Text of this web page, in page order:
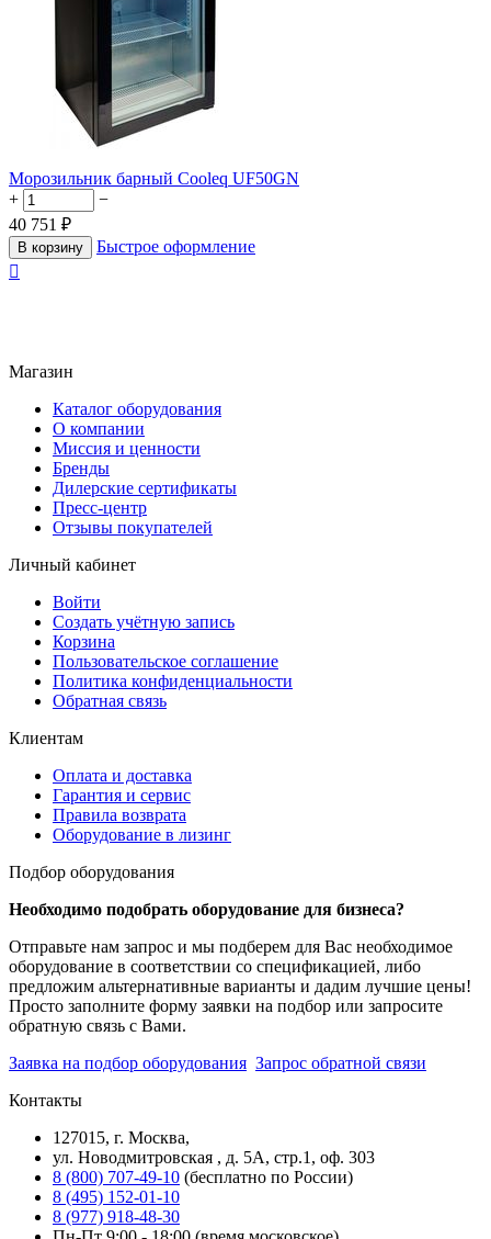
Морозильник барный Cooleq UF50GN
+
−
40 751 ₽
В корзину
Быстрое оформление

Магазин
Каталог оборудования
О компании
Миссия и ценности
Бренды
Дилерские сертификаты
Пресс-центр
Отзывы покупателей
Личный кабинет
Войти
Создать учётную запись
Корзина
Пользовательское соглашение
Политика конфиденциальности
Обратная связь
Клиентам
Оплата и доставка
Гарантия и сервис
Правила возврата
Оборудование в лизинг
Подбор оборудования
Необходимо подобрать оборудование для бизнеса?
Отправьте нам запрос и мы подберем для Вас необходимое
оборудование в соответствии со спецификацией, либо
предложим альтернативные варианты и дадим лучшие цены!
Просто заполните форму заявки на подбор или запросите
обратную связь с Вами.
Заявка на подбор оборудования Запрос обратной связи
Контакты
127015, г. Москва,
ул. Новодмитровская , д. 5А, стр.1, оф. 303
8 (800) 707-49-10 (бесплатно по России)
8 (495) 152-01-10
8 (977) 918-48-30